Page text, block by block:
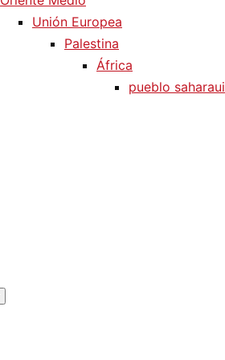
Unión Europea
Palestina
África
pueblo saharaui